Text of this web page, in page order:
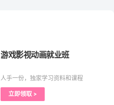
游戏影视动画就业班
人手一份，独家学习资料和课程
立即领取 >